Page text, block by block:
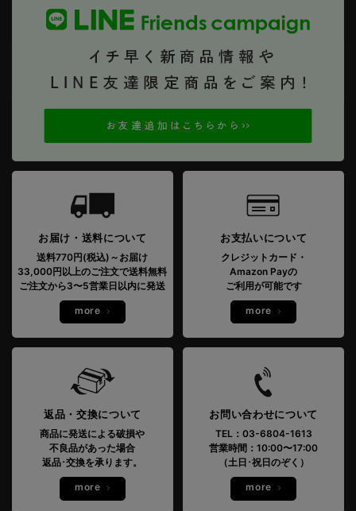
お届け・送料について
送料770円(税込)～お届け
33,000円以上のご注文で送料無料
ご注文から3〜5営業日以内に発送
more
お支払いについて
クレジットカード・
Amazon Payの
ご利用が可能です
more
返品・交換について
商品に発送による破損や
不良品があった場合
返品･交換を承ります。
more
お問い合わせについて
TEL：03-6804-1613
営業時間：10:00〜17:00
（土日･祝日のぞく）
more